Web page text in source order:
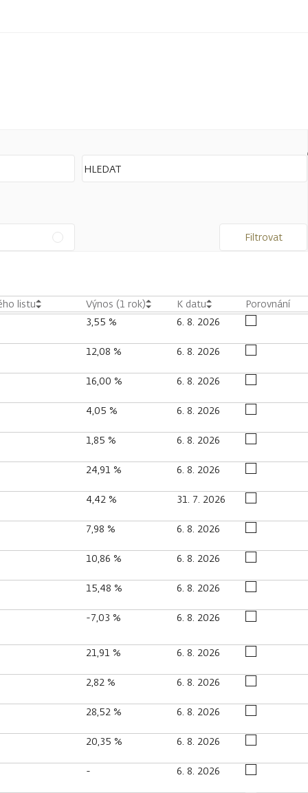
Filtrovat
listu Výnos (1 rok) K datu Porovnání
3,55 % 6. 8. 2026
12,08 % 6. 8. 2026
16,00 % 6. 8. 2026
4,05 % 6. 8. 2026
1,85 % 6. 8. 2026
24,91 % 6. 8. 2026
4,42 % 31. 7. 2026
7,98 % 6. 8. 2026
10,86 % 6. 8. 2026
15,48 % 6. 8. 2026
-7,03 % 6. 8. 2026
21,91 % 6. 8. 2026
2,82 % 6. 8. 2026
28,52 % 6. 8. 2026
20,35 % 6. 8. 2026
- 6. 8. 2026